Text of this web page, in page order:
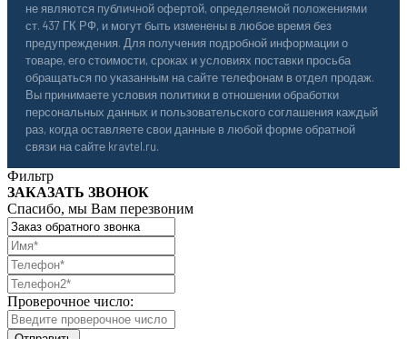
не являются публичной офертой, определяемой положениями
ст. 437 ГК РФ, и могут быть изменены в любое время без
предупреждения. Для получения подробной информации о
товаре, его стоимости, сроках и условиях поставки просьба
обращаться по указанным на сайте телефонам в отдел продаж.
Вы принимаете условия политики в отношении обработки
персональных данных и пользовательского соглашения каждый
раз, когда оставляете свои данные в любой форме обратной
связи на сайте kravtel.ru.
Фильтр
ЗАКАЗАТЬ ЗВОНОК
Спасибо, мы Вам перезвоним
Проверочное число: